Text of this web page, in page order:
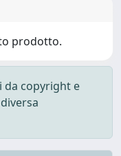
prodotto.
da copyright e